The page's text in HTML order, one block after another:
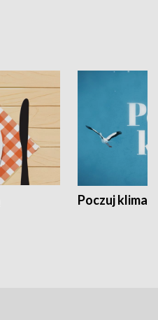
Poczuj klimat